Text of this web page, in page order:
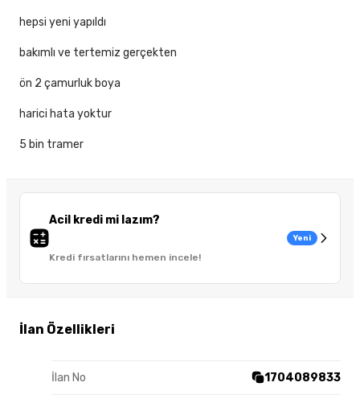
Acil kredi mi lazım?
Kredi fırsatlarını hemen incele!
Yeni
İlan Özellikleri
İlan No 1704089833
hepsi yeni yapıldı
bakımlı ve tertemiz gerçekten
ön 2 çamurluk boya
harici hata yoktur
5 bin tramer